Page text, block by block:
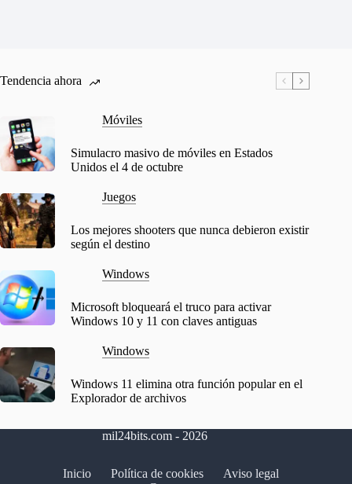
Tendencia ahora
Móviles
Simulacro masivo de móviles en Estados
Unidos el 4 de octubre
Juegos
Los mejores shooters que nunca debieron existir
según el destino
Windows
Microsoft bloqueará el truco para activar
Windows 10 y 11 con claves antiguas
Windows
Windows 11 elimina otra función popular en el
Explorador de archivos
mil24bits.com - 2026
Inicio Política de cookies
Aviso legal